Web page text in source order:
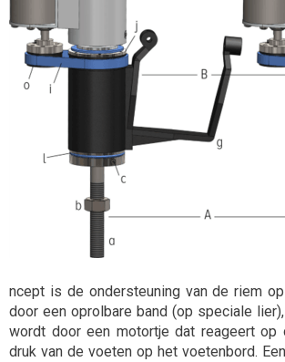
ncept is de ondersteuning van de riem
door een oprolbare band (op speciale
wordt door een motortje dat reageert op
druk van de voeten op het voetenbord.